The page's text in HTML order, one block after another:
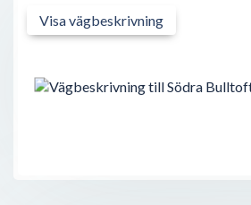
Visa vägbeskrivning